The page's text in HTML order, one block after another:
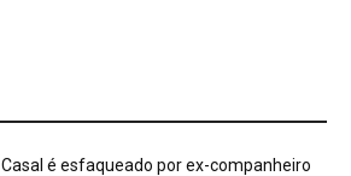
Casal é esfaqueado por ex-companheiro